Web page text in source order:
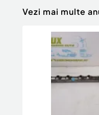
Vezi mai multe